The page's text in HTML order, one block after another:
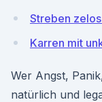
Streben
Karren mit
Wer Angst,
natürlich und